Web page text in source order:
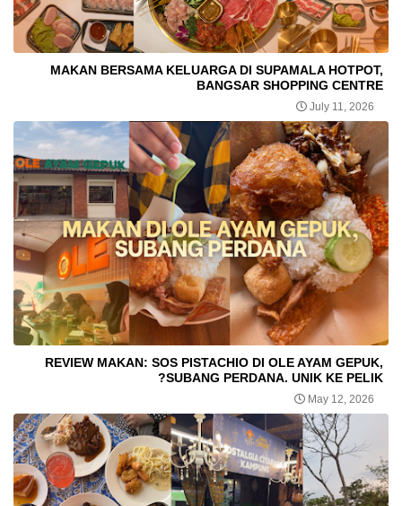
MAKAN BERSAMA KELUARGA DI SUPAMALA HOTPOT,
BANGSAR SHOPPING CENTRE
July 11, 2026
REVIEW MAKAN: SOS PISTACHIO DI OLE AYAM GEPUK,
SUBANG PERDANA. UNIK KE PELIK?
May 12, 2026